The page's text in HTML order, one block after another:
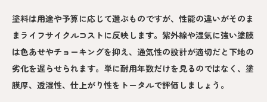
塗料は用途や予算に応じて選ぶものですが、性能の違いがそのま
まライフサイクルコストに反映します。紫外線や湿気に強い塗膜
は色あせやチョーキングを抑え、通気性の設計が適切だと下地の
劣化を遅らせられます。単に耐用年数だけを見るのではなく、塗
膜厚、透湿性、仕上がり性をトータルで評価しましょう。